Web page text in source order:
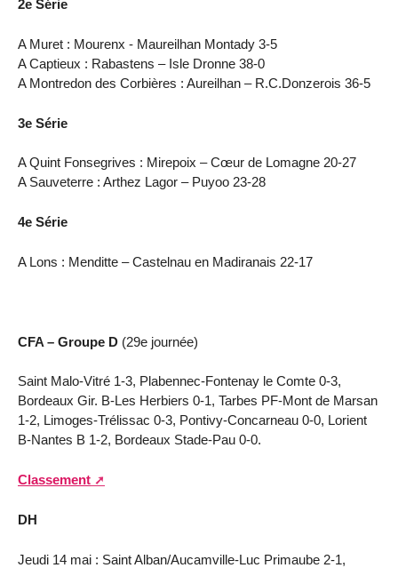
2e Série
A Muret : Mourenx - Maureilhan Montady 3-5
A Captieux : Rabastens – Isle Dronne 38-0
A Montredon des Corbières : Aureilhan – R.C.Donzerois 36-5
3e Série
A Quint Fonsegrives : Mirepoix – Cœur de Lomagne 20-27
A Sauveterre : Arthez Lagor – Puyoo 23-28
4e Série
A Lons : Menditte – Castelnau en Madiranais 22-17
CFA – Groupe D (29e journée)
Saint Malo-Vitré 1-3, Plabennec-Fontenay le Comte 0-3,
Bordeaux Gir. B-Les Herbiers 0-1, Tarbes PF-Mont de Marsan
1-2, Limoges-Trélissac 0-3, Pontivy-Concarneau 0-0, Lorient
B-Nantes B 1-2, Bordeaux Stade-Pau 0-0.
Classement
DH
Jeudi 14 mai : Saint Alban/Aucamville-Luc Primaube 2-1,